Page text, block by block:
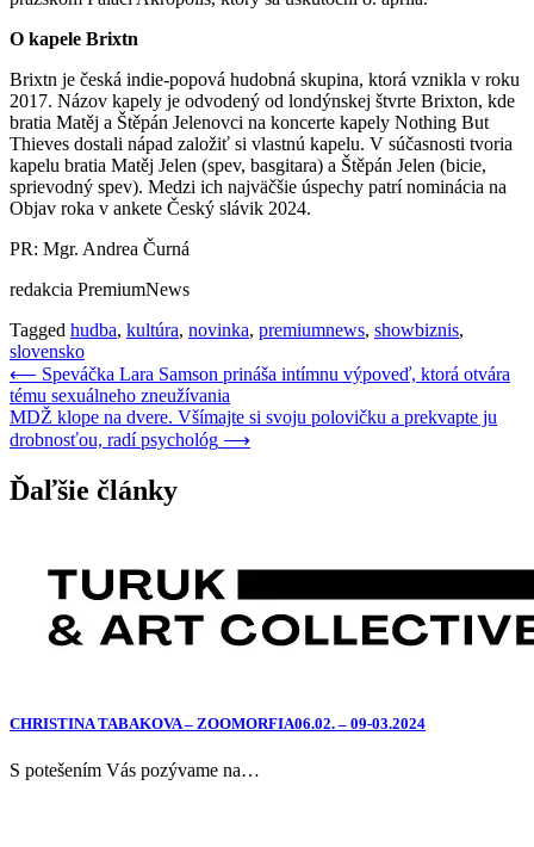
O kapele Brixtn
Brixtn je česká indie-popová hudobná skupina, ktorá vznikla v roku
2017. Názov kapely je odvodený od londýnskej štvrte Brixton, kde
bratia Matěj a Štěpán Jelenovci na koncerte kapely Nothing But
Thieves dostali nápad založiť si vlastnú kapelu. V súčasnosti tvoria
kapelu bratia Matěj Jelen (spev, basgitara) a Štěpán Jelen (bicie,
sprievodný spev). Medzi ich najväčšie úspechy patrí nominácia na
Objav roka v ankete Český slávik 2024.
PR: Mgr. Andrea Čurná
redakcia PremiumNews
Tagged hudba, kultúra, novinka, premiumnews, showbiznis,
slovensko
Navigácia
v
článku
⟵ Speváčka Lara Samson prináša intímnu výpoveď, ktorá otvára
tému sexuálneho zneužívania
MDŽ klope na dvere. Všímajte si svoju polovičku a prekvapte ju
drobnosťou, radí psychológ ⟶
Ďaľšie články
CHRISTINA TABAKOVA – ZOOMORFIA06.02. – 09-03.2024
S potešením Vás pozývame na…